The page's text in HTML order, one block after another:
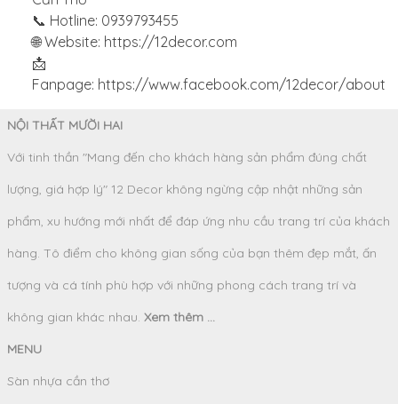
📞 Hotline: 0939793455
🌐 Website: https://12decor.com
📩
Fanpage: https://www.facebook.com/12decor/about
NỘI THẤT MƯỜI HAI
Với tinh thần "Mang đến cho khách hàng sản phẩm đúng chất
lượng, giá hợp lý" 12 Decor không ngừng cập nhật những sản
phẩm, xu hướng mới nhất để đáp ứng nhu cầu trang trí của khách
hàng. Tô điểm cho không gian sống của bạn thêm đẹp mắt, ấn
tượng và cá tính phù hợp với những phong cách trang trí và
không gian khác nhau. Xem thêm ...
MENU
Sàn nhựa cần thơ